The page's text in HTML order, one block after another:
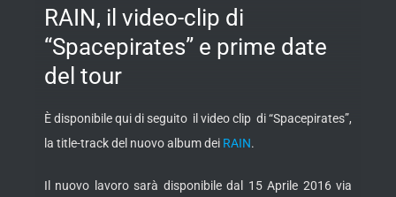
RAIN, il video-clip di
“Spacepirates” e prime date
del tour
È disponibile qui di seguito il video clip di “Spacepirates”,
la title-track del nuovo album dei RAIN.
Il nuovo lavoro sarà disponibile dal 15 Aprile 2016 via